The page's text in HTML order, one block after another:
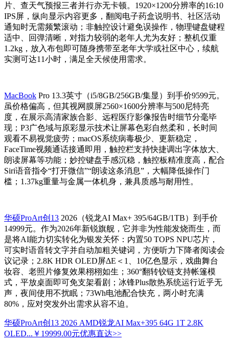
片、查天气预报三者并行亦无卡顿。1920×1200分辨率的16:10
IPS屏，纵向显示内容更多，翻阅电子药盒说明书、社区活动
通知时无需频繁滚动；非触控设计避免误操作，物理键盘键程
适中、回弹清晰，对指力较弱的老年人尤为友好；整机仅重
1.2kg，放入布包即可随身携带至老年大学或社区中心，续航
实测可达11小时，满足全天候使用需求。
MacBook Pro 13.3英寸（i5/8GB/256GB/集显）到手价9599元。
虽价格偏高，但其视网膜屏2560×1600分辨率与500尼特亮
度，在展示高清家族合影、远程医疗影像报告时细节分毫毕
现；P3广色域与原彩显示技术让屏幕色彩自然柔和，长时间
观看不易视觉疲劳；macOS系统病毒极少、更新稳定，
FaceTime视频通话接通即用，触控栏支持快捷调出字体放大、
朗读屏幕等功能；妙控键盘手感沉稳，触控板精准度高，配合
Siri语音指令“打开微信”“朗读这条消息”，大幅降低操作门
槛；1.37kg重量与金属一体机身，兼具质感与耐用性。
华硕ProArt创13 2026（锐龙AI Max+ 395/64GB/1TB）到手价
14999元。作为2026年新锐旗舰，它并非为性能发烧而生，而
是将AI能力切实转化为银发关怀：内置50 TOPS NPU芯片，
可实时语音转文字并自动加粗关键词，方便听力下降者阅读会
议记录；2.8K HDR OLED屏ΔE＜1、10亿色显示，戏曲舞台
妆容、老照片修复效果栩栩如生；360°翻转铰链支持帐篷模
式，平放桌面即可免支架看剧；冰锋Plus散热系统运行近乎无
声，夜间使用不扰眠；73Wh电池配合快充，两小时充满
80%，应对突发外出需求从容不迫。
华硕ProArt创13 2026 AMD锐龙AI Max+395 64G 1T 2.8K
OLED... ￥19999.00元优惠直达>>